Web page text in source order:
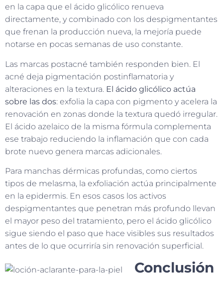
en la capa que el ácido glicólico renueva
directamente, y combinado con los despigmentantes
que frenan la producción nueva, la mejoría puede
notarse en pocas semanas de uso constante.
Las marcas postacné también responden bien. El
acné deja pigmentación postinflamatoria y
alteraciones en la textura. El ácido glicólico actúa
sobre las dos: exfolia la capa con pigmento y acelera la
renovación en zonas donde la textura quedó irregular.
El ácido azelaico de la misma fórmula complementa
ese trabajo reduciendo la inflamación que con cada
brote nuevo genera marcas adicionales.
Para manchas dérmicas profundas, como ciertos
tipos de melasma, la exfoliación actúa principalmente
en la epidermis. En esos casos los activos
despigmentantes que penetran más profundo llevan
el mayor peso del tratamiento, pero el ácido glicólico
sigue siendo el paso que hace visibles sus resultados
antes de lo que ocurriría sin renovación superficial.
Conclusión